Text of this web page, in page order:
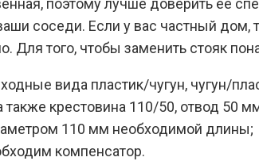
поэтому лучше доверить ее
соседи. Если у вас частный
Для того, чтобы заменить стояк
вида пластик/чугун, чугун/
также крестовина 110/50, отвод 50
110 мм необходимой длины;
компенсатор.